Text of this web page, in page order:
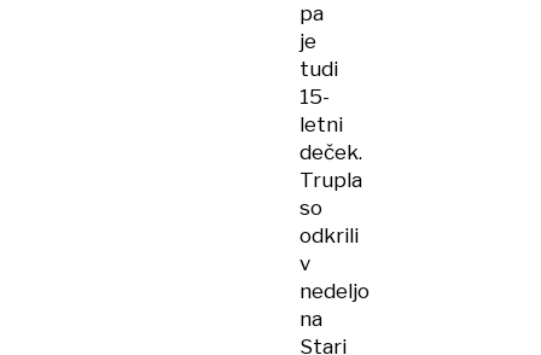
pa
je
tudi
15-
letni
deček.
Trupla
so
odkrili
v
nedeljo
na
Stari